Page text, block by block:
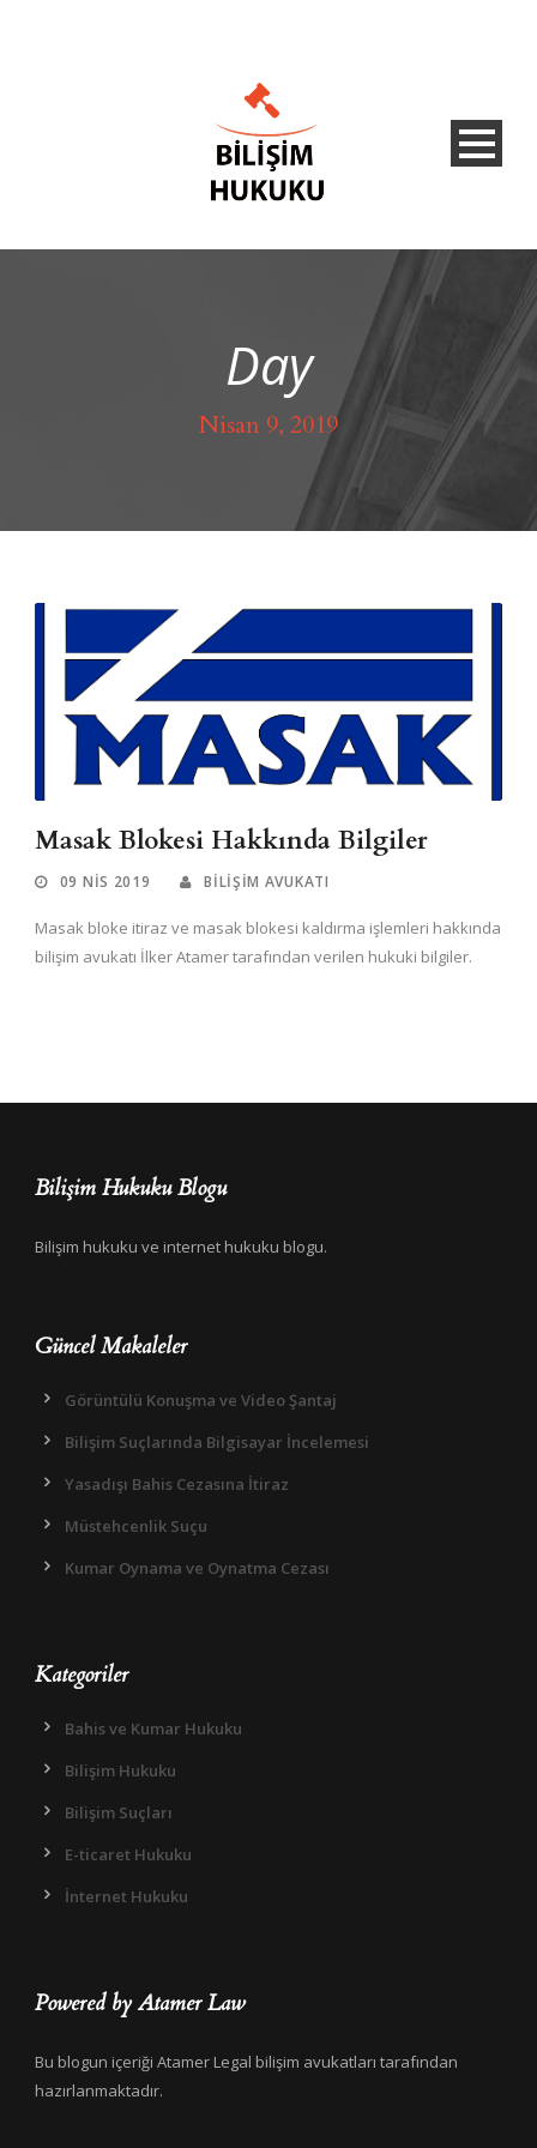
Day
Nisan 9, 2019
Masak Blokesi Hakkında Bilgiler
09 NIS 2019 BILIŞIM AVUKATI
Masak bloke itiraz ve masak blokesi kaldırma işlemleri hakkında
bilişim avukatı İlker Atamer tarafından verilen hukuki bilgiler.
Bilişim Hukuku Blogu
Bilişim hukuku ve internet hukuku blogu.
Güncel Makaleler
Görüntülü Konuşma ve Video Şantaj
Bilişim Suçlarında Bilgisayar İncelemesi
Yasadışı Bahis Cezasına İtiraz
Müstehcenlik Suçu
Kumar Oynama ve Oynatma Cezası
Kategoriler
Bahis ve Kumar Hukuku
Bilişim Hukuku
Bilişim Suçları
E-ticaret Hukuku
İnternet Hukuku
Powered by Atamer Law
Bu blogun içeriği Atamer Legal bilişim avukatları tarafından
hazırlanmaktadır.